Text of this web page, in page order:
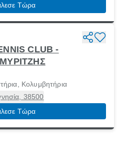
Τώρα
CLUB -
Κολυμβητήρια
38500
Τώρα